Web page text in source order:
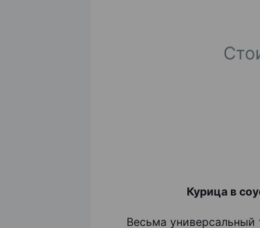
Курица в
Весьма универсальный